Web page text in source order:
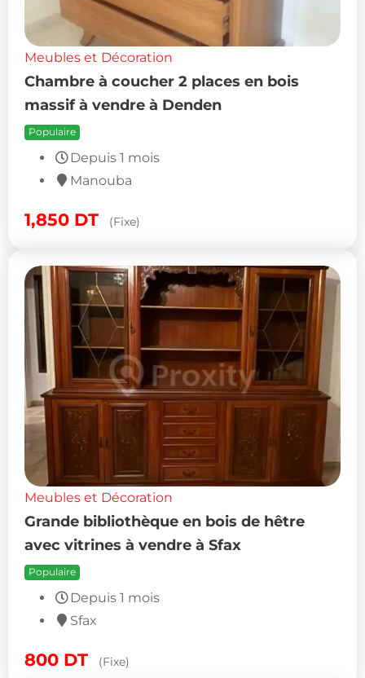
Meubles et Décoration
Chambre à coucher 2 places en bois
massif à vendre à Denden
Populaire
Depuis 1 mois
Manouba
1,850 DT (Fixe)
Meubles et Décoration
Grande bibliothèque en bois de hêtre
avec vitrines à vendre à Sfax
Populaire
Depuis 1 mois
Sfax
800 DT (Fixe)